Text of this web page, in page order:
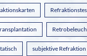
subjektive Refraktion